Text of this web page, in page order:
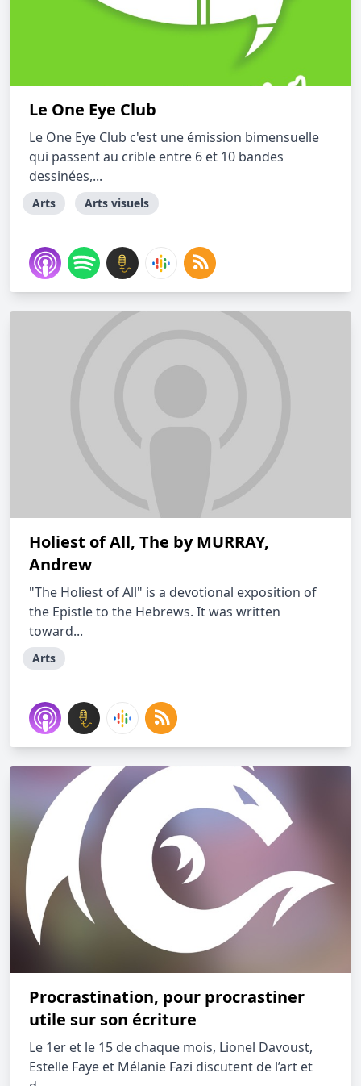
Le One Eye Club
Le One Eye Club c'est une émission bimensuelle
qui passent au crible entre 6 et 10 bandes
dessinées,...
Arts Arts visuels
Holiest of All, The by MURRAY,
Andrew
"The Holiest of All" is a devotional exposition of
the Epistle to the Hebrews. It was written
toward...
Arts
Procrastination, pour procrastiner
utile sur son écriture
Le 1er et le 15 de chaque mois, Lionel Davoust,
Estelle Faye et Mélanie Fazi discutent de l’art et